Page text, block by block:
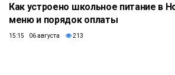
Как устроено школьное питание в
меню и порядок оплаты
15:15 06 августа 213